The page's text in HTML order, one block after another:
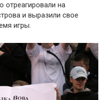
отреагировали на
и выразили свое
игры.